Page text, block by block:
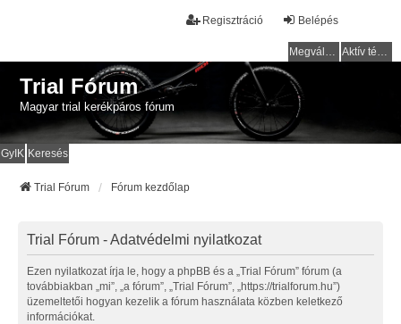
Belépés
Regisztráció
Megválaszolatlan témák Aktív témák
Trial Fórum
Magyar trial kerékpáros fórum
GyIK Keresés
Trial Fórum Fórum kezdőlap
Trial Fórum - Adatvédelmi nyilatkozat
Ezen nyilatkozat írja le, hogy a phpBB és a „Trial Fórum” fórum (a
továbbiakban „mi”, „a fórum”, „Trial Fórum”, „https://trialforum.hu”)
üzemeltetői hogyan kezelik a fórum használata közben keletkező
információkat.